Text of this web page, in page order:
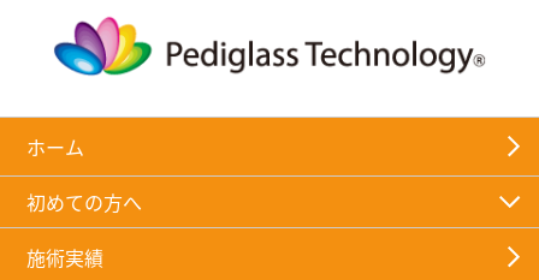
ホーム
初めての方へ
施術実績